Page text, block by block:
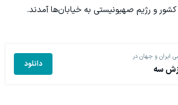
و رژیم صهیونیستی به خیابان‌ها آمدند.
ایران و جهان در
سه دانلود